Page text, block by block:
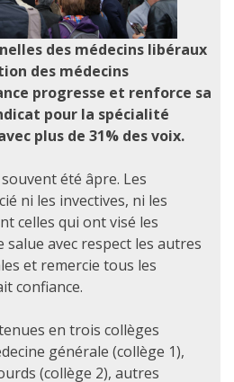
des médecins libéraux
des médecins
progresse et renforce sa
pour la spécialité
plus de 31% des voix.
été âpre. Les
ni les invectives, ni les
celles qui ont visé les
salue avec respect les autres
et remercie tous les
confiance.
en trois collèges
générale (collège 1),
(collège 2), autres